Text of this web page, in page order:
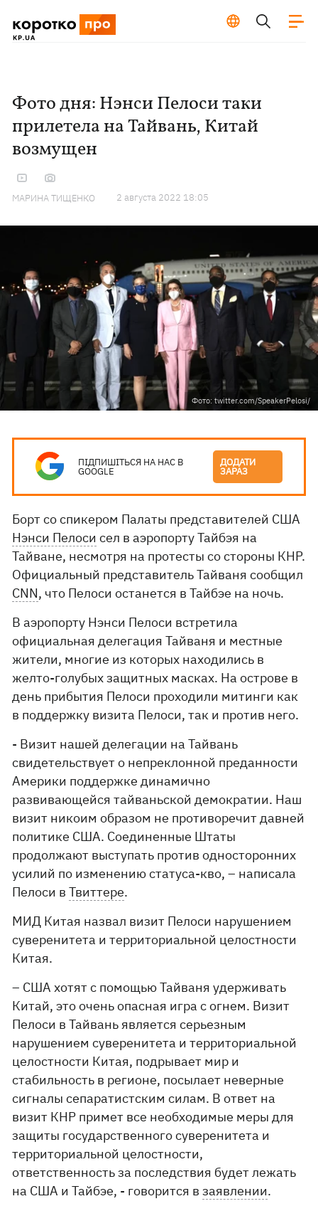
Фото дня: Нэнси Пелоси таки
прилетела на Тайвань, Китай
возмущен
МАРИНА ТИЩЕНКО 2 августа 2022 18:05
Фото: twitter.com/SpeakerPelosi/
ПІДПИШІТЬСЯ НА НАС В
GOOGLE
ДОДАТИ
ЗАРАЗ
Борт со спикером Палаты представителей США
Нэнси Пелоси сел в аэропорту Тайбэя на
Тайване, несмотря на протесты со стороны КНР.
Официальный представитель Тайваня сообщил
CNN, что Пелоси останется в Тайбэе на ночь.
В аэропорту Нэнси Пелоси встретила
официальная делегация Тайваня и местные
жители, многие из которых находились в
желто-голубых защитных масках. На острове в
день прибытия Пелоси проходили митинги как
в поддержку визита Пелоси, так и против него.
- Визит нашей делегации на Тайвань
свидетельствует о непреклонной преданности
Америки поддержке динамично
развивающейся тайваньской демократии. Наш
визит никоим образом не противоречит давней
политике США. Соединенные Штаты
продолжают выступать против односторонних
усилий по изменению статуса-кво, – написала
Пелоси вТвиттере.
МИД Китая назвал визит Пелоси нарушением
суверенитета и территориальной целостности
Китая.
– США хотят с помощью Тайваня удерживать
Китай, это очень опасная игра с огнем. Визит
Пелоси в Тайвань является серьезным
нарушением суверенитета и территориальной
целостности Китая, подрывает мир и
стабильность в регионе, посылает неверные
сигналы сепаратистским силам. В ответ на
визит КНР примет все необходимые меры для
защиты государственного суверенитета и
территориальной целостности,
ответственность за последствия будет лежать
на США и Тайбэе, - говорится взаявлении.